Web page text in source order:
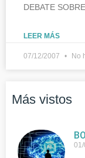
DEBATE
LEER MÁS
07/12/2007 No
Más vistos